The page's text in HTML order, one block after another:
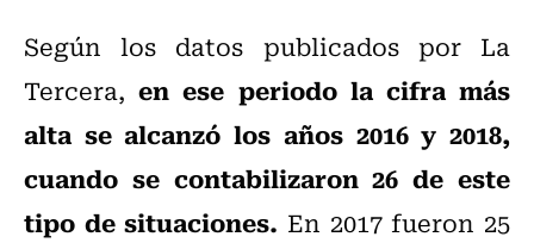
Según los datos publicados por La
Tercera,en ese periodo la cifra más
alta se alcanzó los años 2016 y 2018,
cuando se contabilizaron 26 de este
tipo de situaciones. En 2017 fueron 25